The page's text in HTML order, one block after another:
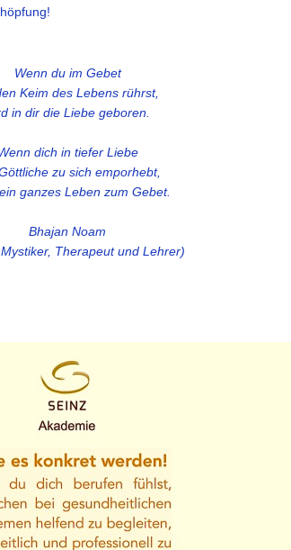
Wenn du im Gebet
Keim des Lebens rührst,
in dir die Liebe geboren.
dich in tiefer Liebe
zu sich emporhebt,
ganzes Leben zum Gebet.
Bhajan Noam
Therapeut und Lehrer)